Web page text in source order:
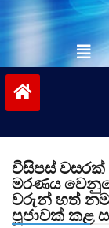
විසිපස් වසරක්
මරණය
වරුන් හත්
පූජාවක් කළ